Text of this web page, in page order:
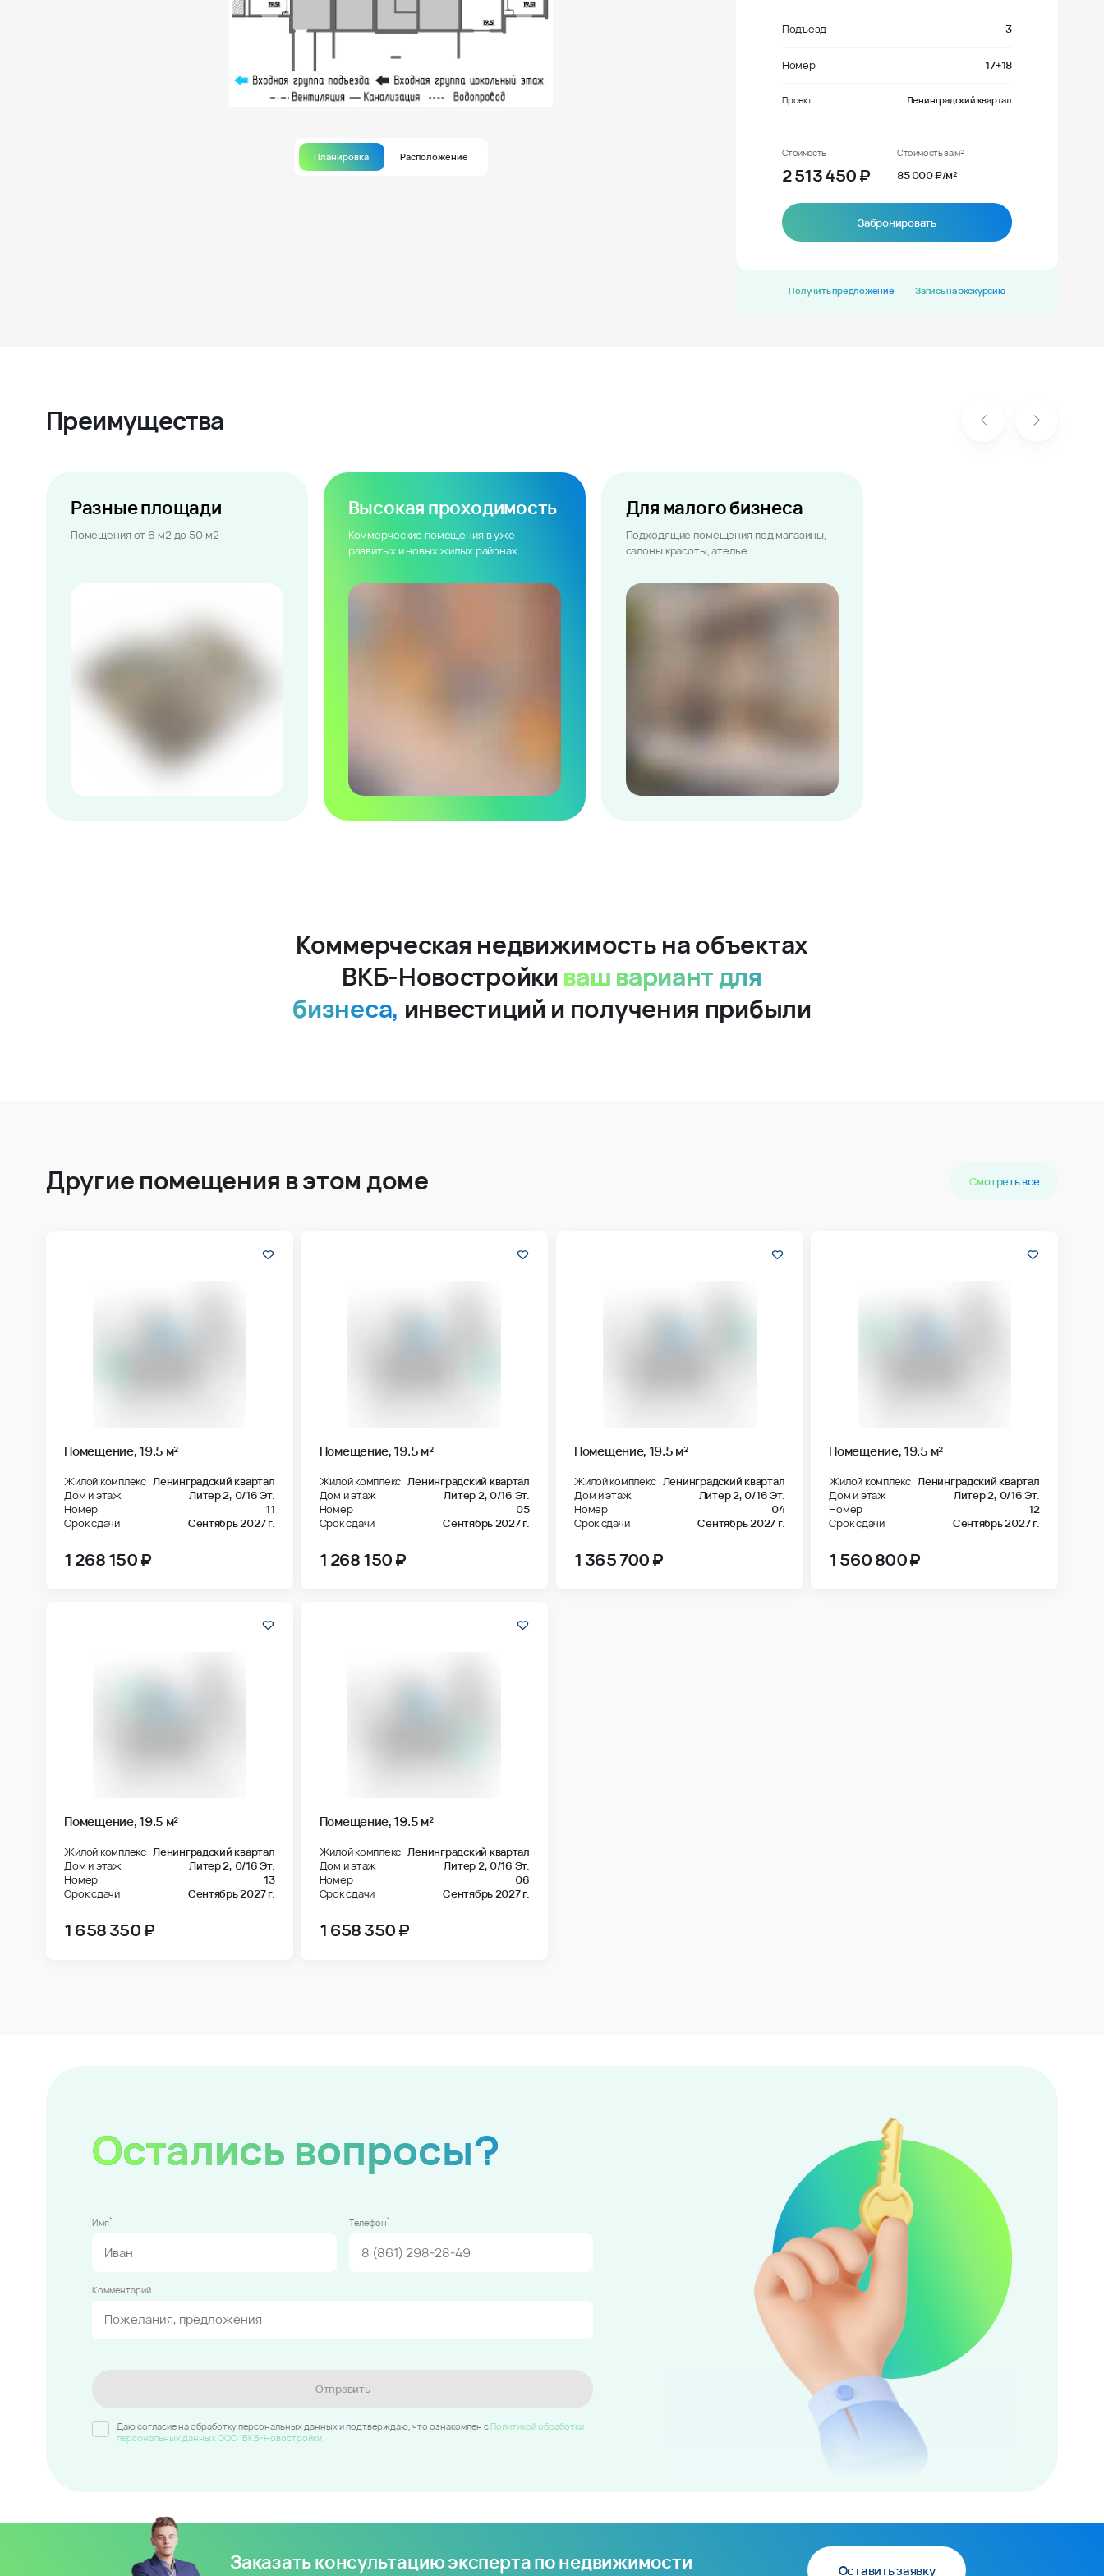
Планировка Расположение
Подъезд 3
Номер 17+18
Проект Ленинградский квартал
Стоимость
2 513 450₽
Стоимость за м²
85 000 ₽/м²
Забронировать
Получить предложение Запись на экскурсию
Преимущества
Разные площади
Помещения от 6 м2 до 50 м2
Высокая проходимость
Коммерческие помещения в уже
развитых и новых жилых районах
Для малого бизнеса
Подходящие помещения под магазины,
салоны красоты, ателье
Коммерческая недвижимость на объектах
ВКБ-Новостройкиваш вариант для
бизнеса, инвестиций и получения прибыли
Другие помещения в этом доме Смотреть все
Помещение, 19.5 м²
Жилой комплекс Ленинградский квартал
Дом и этаж
Литер 2, 0/16 Эт.
Номер
11
Срок сдачи
Сентябрь 2027 г.
1 268 150 ₽
Помещение, 19.5 м²
Жилой комплекс Ленинградский квартал
Дом и этаж
Литер 2, 0/16 Эт.
Номер
05
Срок сдачи
Сентябрь 2027 г.
1 268 150 ₽
Помещение, 19.5 м²
Жилой комплекс Ленинградский квартал
Дом и этаж
Литер 2, 0/16 Эт.
Номер
04
Срок сдачи
Сентябрь 2027 г.
1 365 700 ₽
Помещение, 19.5 м²
Жилой комплекс Ленинградский квартал
Дом и этаж
Литер 2, 0/16 Эт.
Номер
12
Срок сдачи
Сентябрь 2027 г.
1 560 800 ₽
Помещение, 19.5 м²
Жилой комплекс Ленинградский квартал
Дом и этаж
Литер 2, 0/16 Эт.
Номер
13
Срок сдачи
Сентябрь 2027 г.
1 658 350 ₽
Помещение, 19.5 м²
Жилой комплекс Ленинградский квартал
Дом и этаж
Литер 2, 0/16 Эт.
Номер
06
Срок сдачи
Сентябрь 2027 г.
1 658 350 ₽
Остались вопросы?
Имя* Телефон*
Комментарий
Отправить
Даю согласие на обработку персональных данных и подтверждаю, что ознакомлен c Политикой обработки
персональных данных ООО "ВКБ-Новостройки
Заказать консультацию эксперта по недвижимости Оставить заявку